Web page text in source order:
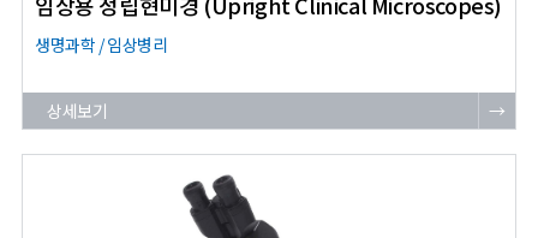
생명과학 / 임상병리
상세보기 →